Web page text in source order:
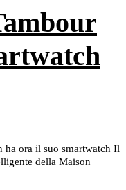
ha ora il suo smartwatch Il
della Maison